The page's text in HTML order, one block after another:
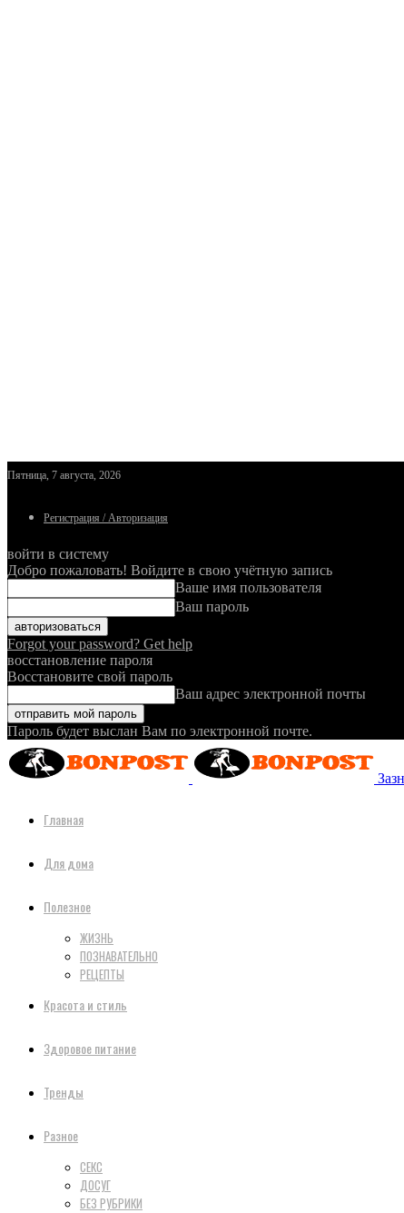
Пятница, 7 августа, 2026
Регистрация / Авторизация
войти в систему
Добро пожаловать! Войдите в свою учётную запись
Ваше имя пользователя
Ваш пароль
Forgot your password? Get help
восстановление пароля
Восстановите свой пароль
Ваш адрес электронной почты
Пароль будет выслан Вам по электронной почте.
Главная
Для дома
Полезное
ЖИЗНЬ
ПОЗНАВАТЕЛЬНО
РЕЦЕПТЫ
Красота и стиль
Здоровое питание
Тренды
Разное
СЕКС
ДОСУГ
БЕЗ РУБРИКИ